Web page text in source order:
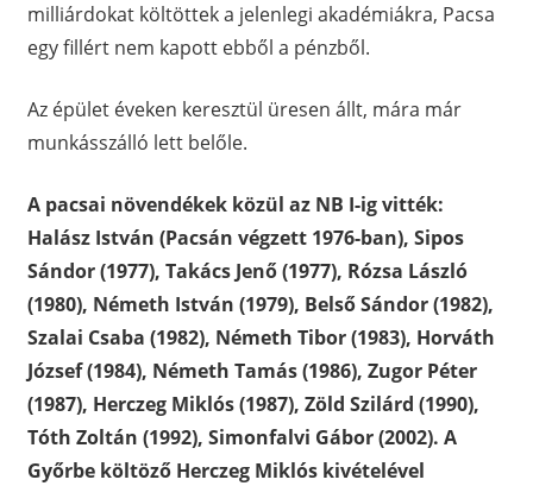
milliárdokat költöttek a jelenlegi akadémiákra, Pacsa
egy fillért nem kapott ebből a pénzből.
Az épület éveken keresztül üresen állt, mára már
munkásszálló lett belőle.
A pacsai növendékek közül az NB I-ig vitték:
Halász István (Pacsán végzett 1976-ban), Sipos
Sándor (1977), Takács Jenő (1977), Rózsa László
(1980), Németh István (1979), Belső Sándor (1982),
Szalai Csaba (1982), Németh Tibor (1983), Horváth
József (1984), Németh Tamás (1986), Zugor Péter
(1987), Herczeg Miklós (1987), Zöld Szilárd (1990),
Tóth Zoltán (1992), Simonfalvi Gábor (2002). A
Győrbe költöző Herczeg Miklós kivételével